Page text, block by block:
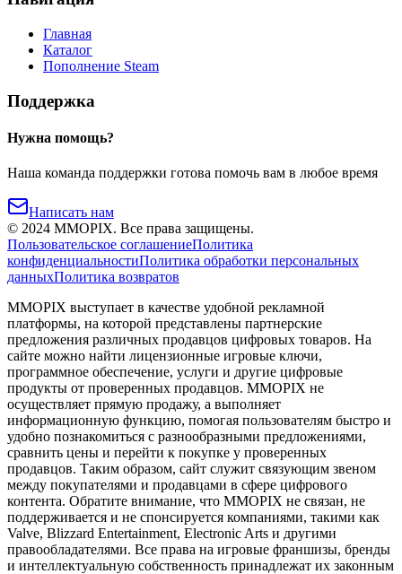
Главная
Каталог
Пополнение Steam
Поддержка
Нужна помощь?
Наша команда поддержки готова помочь вам в любое время
Написать нам
© 2024 MMOPIX. Все права защищены.
Пользовательское соглашениеПолитика
конфиденциальностиПолитика обработки персональных
данныхПолитика возвратов
MMOPIX выступает в качестве удобной рекламной
платформы, на которой представлены партнерские
предложения различных продавцов цифровых товаров. На
сайте можно найти лицензионные игровые ключи,
программное обеспечение, услуги и другие цифровые
продукты от проверенных продавцов. MMOPIX не
осуществляет прямую продажу, а выполняет
информационную функцию, помогая пользователям быстро и
удобно познакомиться с разнообразными предложениями,
сравнить цены и перейти к покупке у проверенных
продавцов. Таким образом, сайт служит связующим звеном
между покупателями и продавцами в сфере цифрового
контента. Обратите внимание, что MMOPIX не связан, не
поддерживается и не спонсируется компаниями, такими как
Valve, Blizzard Entertainment, Electronic Arts и другими
правообладателями. Все права на игровые франшизы, бренды
и интеллектуальную собственность принадлежат их законным